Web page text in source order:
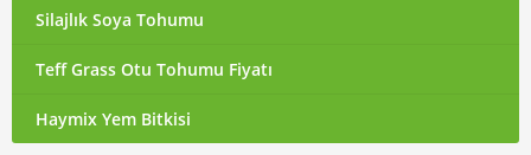
Silajlık Soya Tohumu
Teff Grass Otu Tohumu Fiyatı
Haymix Yem Bitkisi